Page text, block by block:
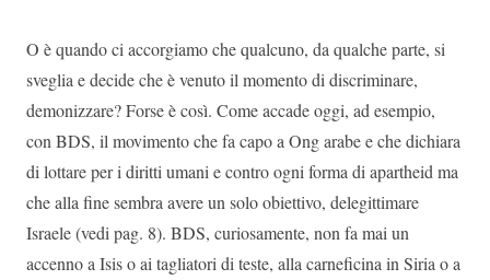
O è quando ci accorgiamo che qualcuno, da qualche parte, si
sveglia e decide che è venuto il momento di discriminare,
demonizzare? Forse è così. Come accade oggi, ad esempio,
con BDS, il movimento che fa capo a Ong arabe e che dichiara
di lottare per i diritti umani e contro ogni forma di apartheid ma
che alla fine sembra avere un solo obiettivo, delegittimare
Israele (vedi pag. 8). BDS, curiosamente, non fa mai un
accenno a Isis o ai tagliatori di teste, alla carneficina in Siria o a